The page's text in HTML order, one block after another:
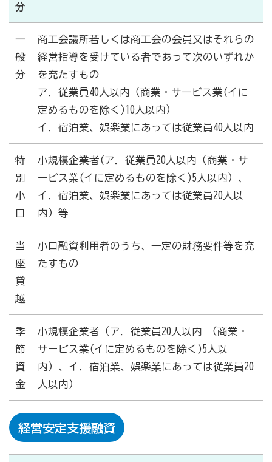
分
一
般
分
商工会議所若しくは商工会の会員又はそれらの
経営指導を受けている者であって次のいずれか
を充たすもの
ア．従業員40人以内（商業・サービス業(イに
定めるものを除く)10人以内）
イ．宿泊業、娯楽業にあっては従業員40人以内
特
別
小
口
小規模企業者(ア．従業員20人以内（商業・サ
ービス業(イに定めるものを除く)5人以内）、
イ．宿泊業、娯楽業にあっては従業員20人以
内）等
当
座
貸
越
小口融資利用者のうち、一定の財務要件等を充
たすもの​​
季
節
資
金
小規模企業者（ア．従業員20人以内 （商業・
サービス業(イに定めるものを除く)5人以
内）、イ．宿泊業、娯楽業にあっては従業員20
人以内）
経営安定支援融資